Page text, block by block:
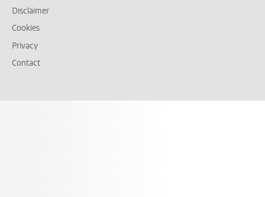
Disclaimer
Cookies
Privacy
Contact